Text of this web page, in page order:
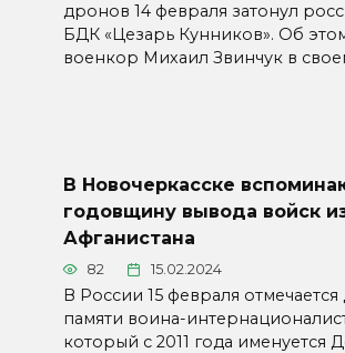
дронов 14 февраля затонул
БДК «Цезарь Кунников». Об
военкор Михаил Звинчук в
В Новочеркасске
годовщину вывода войск
Афганистана
82 15.02.2024
В России 15 февраля
памяти воина-
который с 2011 года именуется